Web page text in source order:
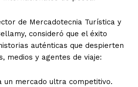
de Mercadotecnia Turística y
consideró que el éxito
auténticas que despierten
medios y agentes de viaje:
un mercado ultra competitivo.